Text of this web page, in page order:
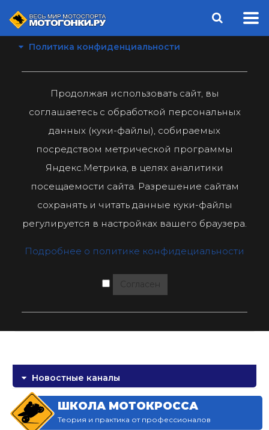
Политика конфиденциальности
Продолжая использовать сайт, вы
соглашаетесь с обработкой персональных
данных (куки-файлы), собираемых
посредством метрической программы
Яндекс.Метрика, в целях аналитики
посещаемости сайта. Разрешение сайтам
сохранять и читать данные куки-файлы
регулируется в настройках вашего браузера.
Подробнее о политике конфидециальности
Согласен
Новостные каналы
ШКОЛА МОТОКРОССА
Теория и практика от профессионалов